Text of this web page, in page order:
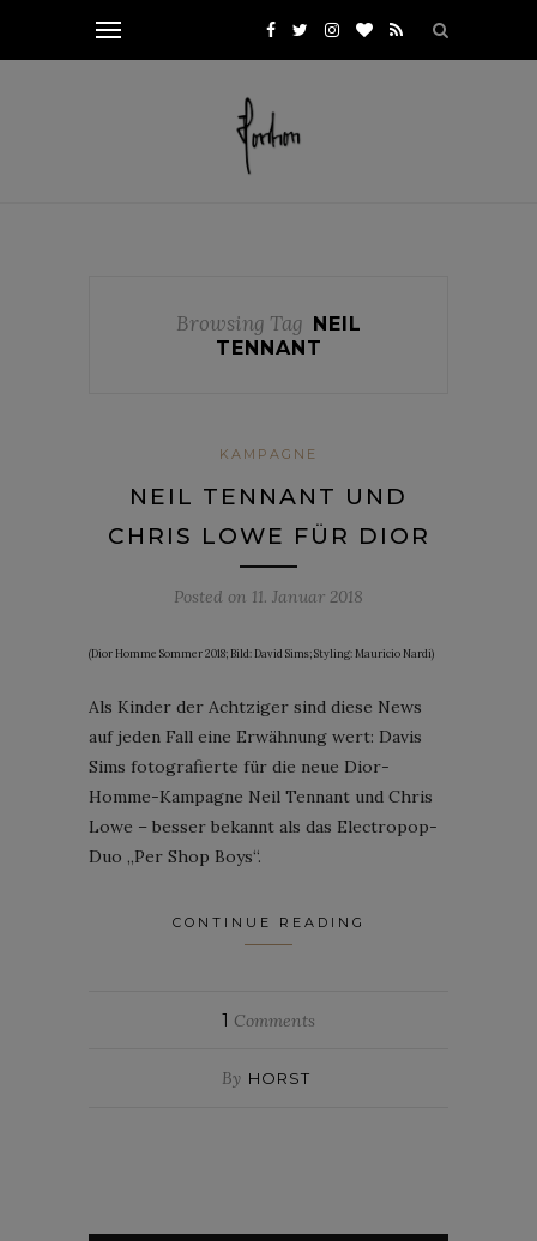
Browsing Tag NEIL
TENNANT
KAMPAGNE
NEIL TENNANT UND
CHRIS LOWE FÜR DIOR
Posted on 11. Januar 2018
(Dior Homme Sommer 2018; Bild: David Sims; Styling: Mauricio Nardi)
Als Kinder der Achtziger sind diese News
auf jeden Fall eine Erwähnung wert: Davis
Sims fotografierte für die neue Dior-
Homme-Kampagne Neil Tennant und Chris
Lowe – besser bekannt als das Electropop-
Duo „Per Shop Boys“.
CONTINUE READING
1 Comments
By HORST